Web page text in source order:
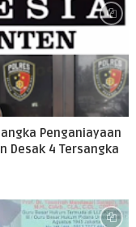
Penganiayaan
Desak 4 Tersangka